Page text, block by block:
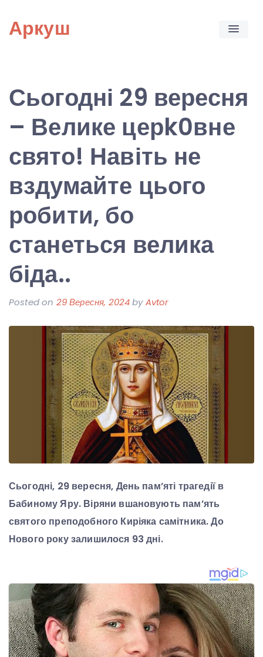
content
Аркуш
Сьогодні 29 вересня
– Велике церk0вне
свято! Навіть не
вздумайте цього
робити, бо
станеться велика
біда..
Posted on 29 Вересня, 2024byAvtor
Сьогодні, 29 вересня, День пам’яті трагедії в
Бабиному Яру. Віряни вшановують пам’ять
святого преподобного Киріяка самітника. До
Нового року залишилося 93 дні.